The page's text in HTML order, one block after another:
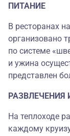
ПИТАНИЕ
В ресторанах
организовано
по системе
и ужина
представлен
РАЗВЛЕЧЕНИЯ
На теплоходе
каждому